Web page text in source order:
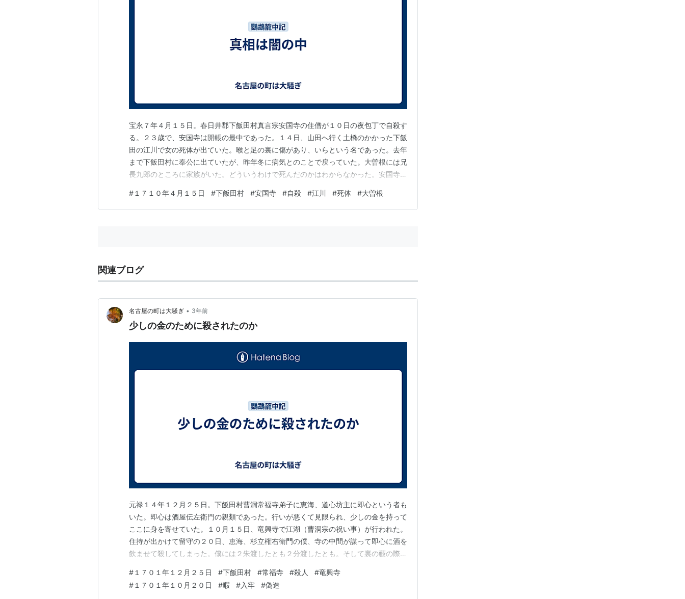
宝永７年４月１５日。春日井郡下飯田村真言宗安国寺の住僧が１０日の夜包丁で自殺す
る。２３歳で、安国寺は開帳の最中であった。１４日、山田へ行く土橋のかかった下飯
田の江川で女の死体が出ていた。喉と足の裏に傷があり、いらという名であった。去年
まで下飯田村に奉公に出ていたが、昨年冬に病気とのことで戻っていた。大曽根には兄
長九郎のところに家族がいた。どういうわけで死んだのかはわからなかった。安国寺の
もなしで済ませた。
# １７１０年４月１５日 #下飯田村 #安国寺 #自殺 #江川 #死体 #大曽根
関連ブログ
名古屋の町は大騒ぎ • 3年前
少しの金のために殺されたのか
元禄１４年１２月２５日。下飯田村曹洞常福寺弟子に恵海、道心坊主に即心という者も
いた。即心は酒屋伝左衛門の親類であった。行いが悪くて見限られ、少しの金を持って
ここに身を寄せていた。１０月１５日、竜興寺で江湖（曹洞宗の祝い事）が行われた。
住持が出かけて留守の２０日、恵海、杉立権右衛門の僕、寺の中間が謀って即心に酒を
飲ませて殺してしまった。僕には２朱渡したとも２分渡したとも。そして裏の藪の際に
って少し前から患いがちの小僕八助に恵海のすすめで暇を出した。この１９日で奉公が
終わった。八助に暇が出されて患ってしまったことを親は憂…
#１７０１年１２月２５日 #下飯田村 #常福寺 #殺人 #竜興寺
#１７０１年１０月２０日 #暇 #入牢 #偽造